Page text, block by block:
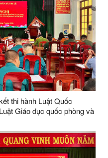
thi hành Luật Quốc
Giáo dục quốc phòng và